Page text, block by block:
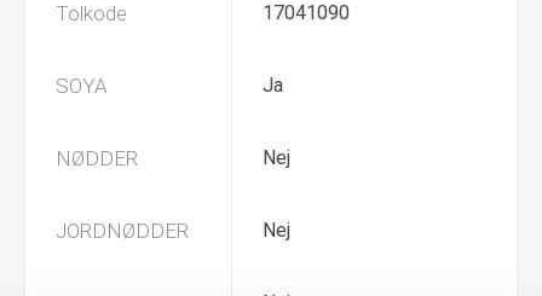
Tolkode 17041090
SOYA Ja
NØDDER Nej
JORDNØDDER Nej